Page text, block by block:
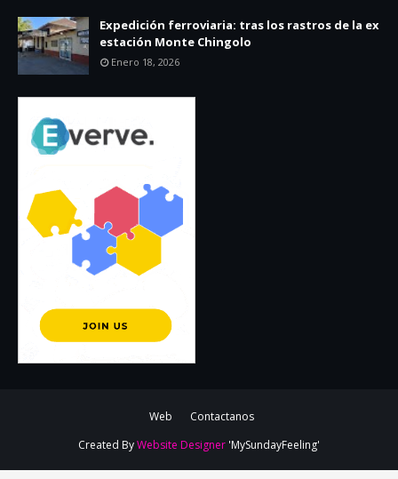
Expedición ferroviaria: tras los rastros de la ex
estación Monte Chingolo
Enero 18, 2026
Web
Contactanos
Created ByWebsite Designer 'MySundayFeeling'